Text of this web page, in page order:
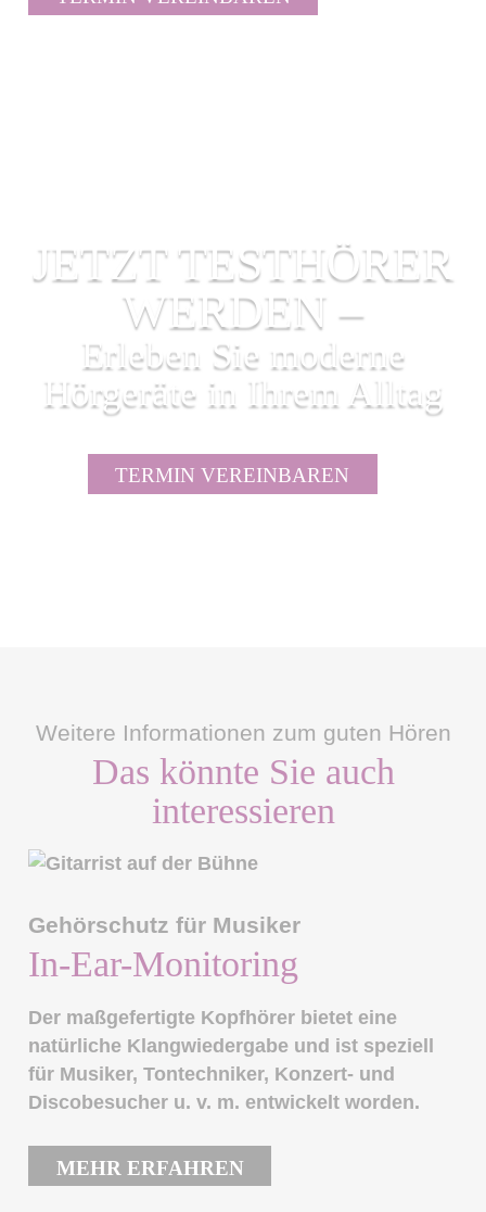
JETZT TESTHÖRER
WERDEN –
Erleben Sie moderne
Hörgeräte in Ihrem Alltag
TERMIN VEREINBAREN
Weitere Informationen zum guten Hören
Das könnte Sie auch
interessieren
Gehörschutz für Musiker
In-Ear-Monitoring
Der maßgefertigte Kopfhörer bietet eine
natürliche Klangwiedergabe und ist speziell
für Musiker, Tontechniker, Konzert- und
Discobesucher u. v. m. entwickelt worden.
MEHR ERFAHREN